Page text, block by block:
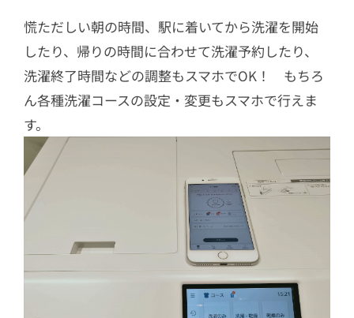
慌ただしい朝の時間、駅に着いてから洗濯を開始
したり、帰りの時間に合わせて洗濯予約したり、
洗濯終了時間などの調整もスマホでOK！ もちろ
ん各種洗濯コースの設定・変更もスマホで行えま
す。